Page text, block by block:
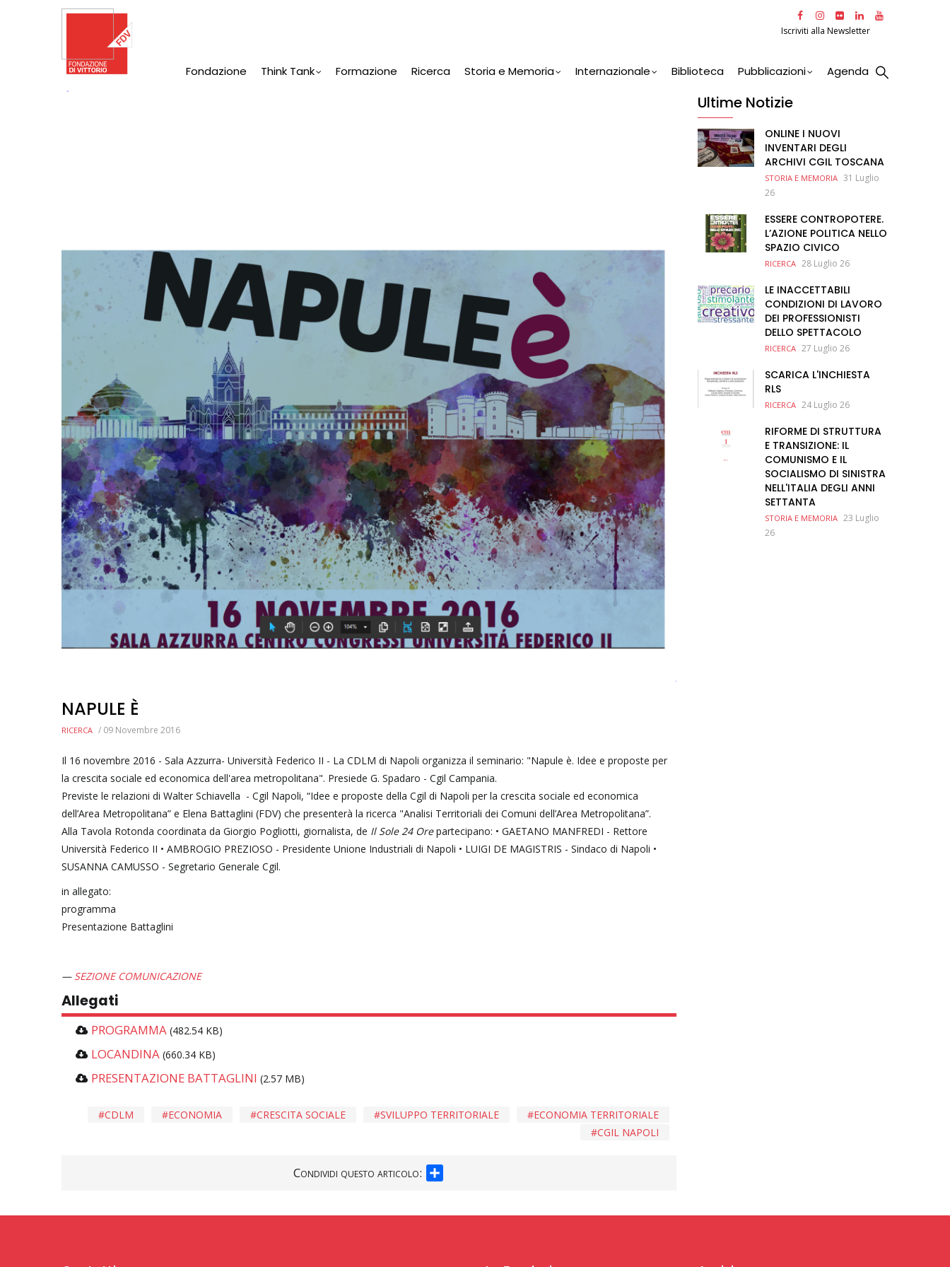
Iscriviti alla Newsletter
Fondazione Think Tank Formazione Ricerca Storia e Memoria Internazionale Biblioteca Pubblicazioni Agenda
NAPULE È
RICERCA / 09 Novembre 2016
Il 16 novembre 2016 - Sala Azzurra- Università Federico II - La CDLM di Napoli organizza il seminario: "Napule è. Idee e proposte per
la crescita sociale ed economica dell'area metropolitana". Presiede G. Spadaro - Cgil Campania.
Previste le relazioni di Walter Schiavella - Cgil Napoli, “Idee e proposte della Cgil di Napoli per la crescita sociale ed economica
dell’Area Metropolitana” e Elena Battaglini (FDV) che presenterà la ricerca "Analisi Territoriali dei Comuni dell’Area Metropolitana”.
Alla Tavola Rotonda coordinata da Giorgio Pogliotti, giornalista, de Il Sole 24 Orepartecipano: • GAETANO MANFREDI - Rettore
Università Federico II • AMBROGIO PREZIOSO - Presidente Unione Industriali di Napoli • LUIGI DE MAGISTRIS - Sindaco di Napoli •
SUSANNA CAMUSSO - Segretario Generale Cgil.
in allegato:
programma
Presentazione Battaglini
SEZIONE COMUNICAZIONE
Allegati
PROGRAMMA (482.54 KB)
LOCANDINA (660.34 KB)
PRESENTAZIONE BATTAGLINI (2.57 MB)
ECONOMIA TERRITORIALE
SVILUPPO TERRITORIALE
CRESCITA SOCIALE
ECONOMIA
CDLM
CGIL NAPOLI
Condividi questo articolo:
Ultime Notizie
ONLINE I NUOVI
INVENTARI DEGLI
ARCHIVI CGIL TOSCANA
STORIA E MEMORIA 31 Luglio
26
ESSERE CONTROPOTERE.
L’AZIONE POLITICA NELLO
SPAZIO CIVICO
RICERCA 28 Luglio 26
LE INACCETTABILI
CONDIZIONI DI LAVORO
DEI PROFESSIONISTI
DELLO SPETTACOLO
RICERCA 27 Luglio 26
SCARICA L'INCHIESTA
RLS
RICERCA 24 Luglio 26
RIFORME DI STRUTTURA
E TRANSIZIONE: IL
COMUNISMO E IL
SOCIALISMO DI SINISTRA
NELL'ITALIA DEGLI ANNI
SETTANTA
STORIA E MEMORIA 23 Luglio
26